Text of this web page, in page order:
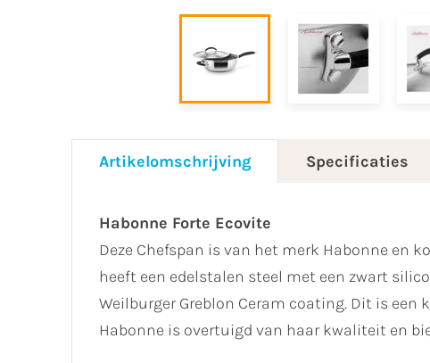
Artikelomschrijving Specificaties
Habonne Forte Ecovite
Deze Chefspan is van het merk Habonne en
heeft een edelstalen steel met een zwart
Weilburger Greblon Ceram coating. Dit is
Habonne is overtuigd van haar kwaliteit en